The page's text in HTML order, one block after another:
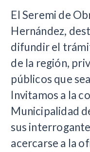
El Seremi de
Hernández,
difundir el
de la región,
públicos que
Invitamos a la
Municipalidad
sus
acercarse a la